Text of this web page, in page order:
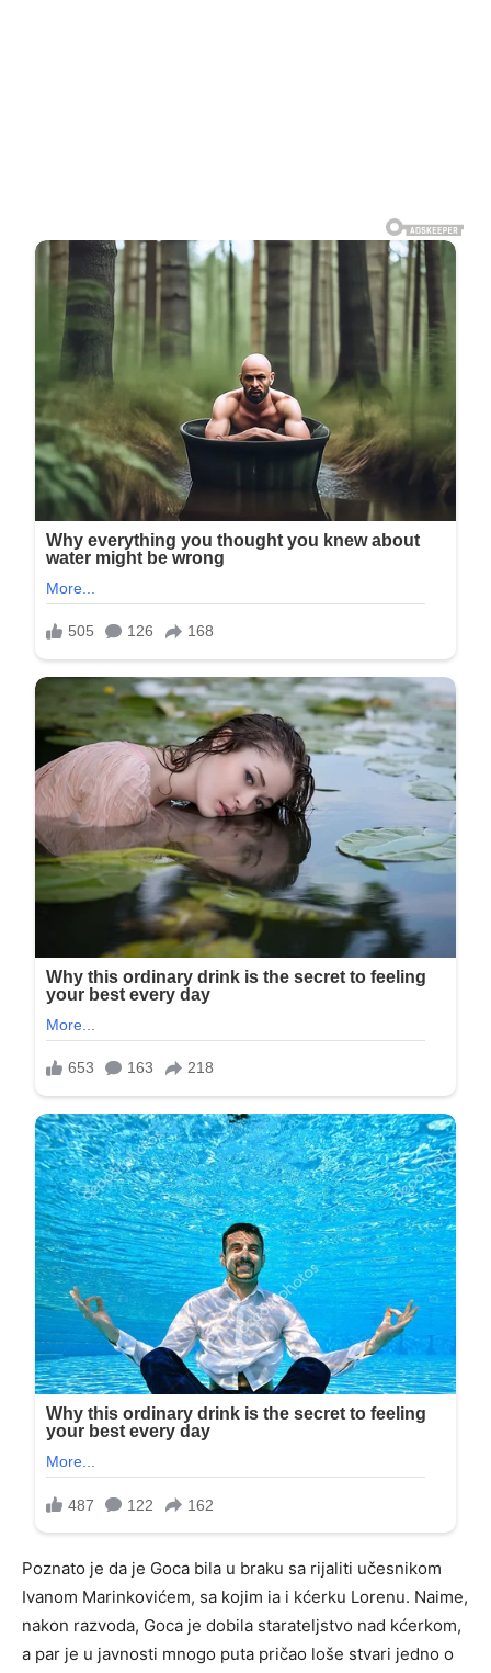
Poznato je da je Goca bila u braku sa rijaliti učesnikom
Ivanom Marinkovićem, sa kojim ia i kćerku Lorenu. Naime,
nakon razvoda, Goca je dobila starateljstvo nad kćerkom,
a par je u javnosti mnogo puta pričao loše stvari jedno o